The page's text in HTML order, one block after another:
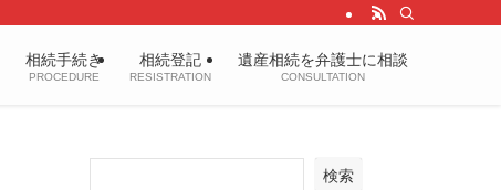
相続手続き
PROCEDURE
相続登記
RESISTRATION
遺産相続を弁護士に相談
CONSULTATION
検索